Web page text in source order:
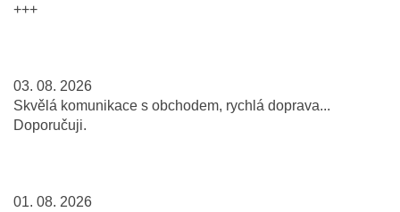
+++
03. 08. 2026
Skvělá komunikace s obchodem, rychlá doprava...
Doporučuji.
01. 08. 2026